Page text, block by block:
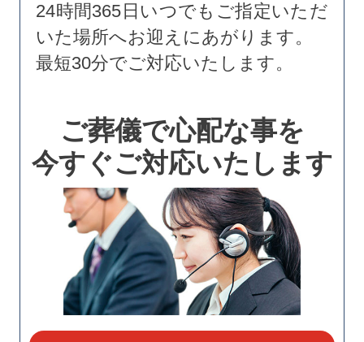
24時間365日いつでもご指定いただ
いた場所へお迎えにあがります。
最短30分でご対応いたします。
ご葬儀で心配な事を
今すぐご対応いたします